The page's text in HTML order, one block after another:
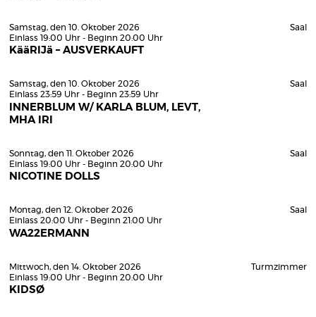
Samstag, den 10. Oktober 2026
Einlass 19:00 Uhr - Beginn 20:00 Uhr
KääRIJä – AUSVERKAUFT
Saal
Samstag, den 10. Oktober 2026
Einlass 23:59 Uhr - Beginn 23:59 Uhr
INNERBLUM W/ KARLA BLUM, LEVT,
MHA IRI
Saal
Sonntag, den 11. Oktober 2026
Einlass 19:00 Uhr - Beginn 20:00 Uhr
NICOTINE DOLLS
Saal
Montag, den 12. Oktober 2026
Einlass 20:00 Uhr - Beginn 21:00 Uhr
WA22ERMANN
Saal
Mittwoch, den 14. Oktober 2026
Einlass 19:00 Uhr - Beginn 20:00 Uhr
KIDSØ
Turmzimmer